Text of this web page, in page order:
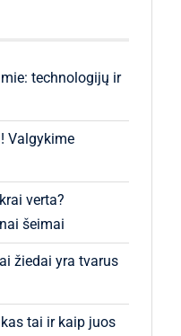
technologijų ir
Valgykime
verta?
šeimai
žiedai yra tvarus
tai ir kaip juos